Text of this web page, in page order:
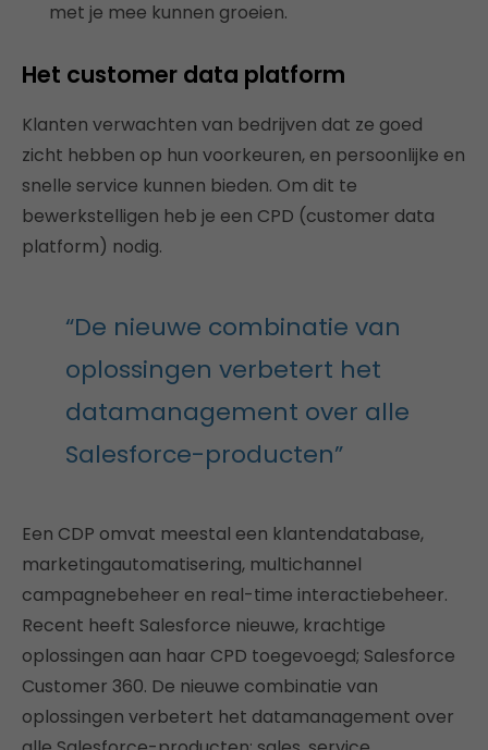
met je mee kunnen groeien.
Het customer data platform
Klanten verwachten van bedrijven dat ze goed
zicht hebben op hun voorkeuren, en persoonlijke en
snelle service kunnen bieden. Om dit te
bewerkstelligen heb je een CPD (customer data
platform) nodig.
“De nieuwe combinatie van
oplossingen verbetert het
datamanagement over alle
Salesforce-producten”
Een CDP omvat meestal een klantendatabase,
marketingautomatisering, multichannel
campagnebeheer en real-time interactiebeheer.
Recent heeft Salesforce nieuwe, krachtige
oplossingen aan haar CPD toegevoegd; Salesforce
Customer 360. De nieuwe combinatie van
oplossingen verbetert het datamanagement over